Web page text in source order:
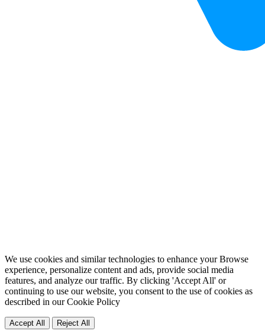
We use cookies and similar technologies to enhance your Browse
experience, personalize content and ads, provide social media
features, and analyze our traffic. By clicking 'Accept All' or
continuing to use our website, you consent to the use of cookies as
described in ourCookie Policy
Accept All Reject All